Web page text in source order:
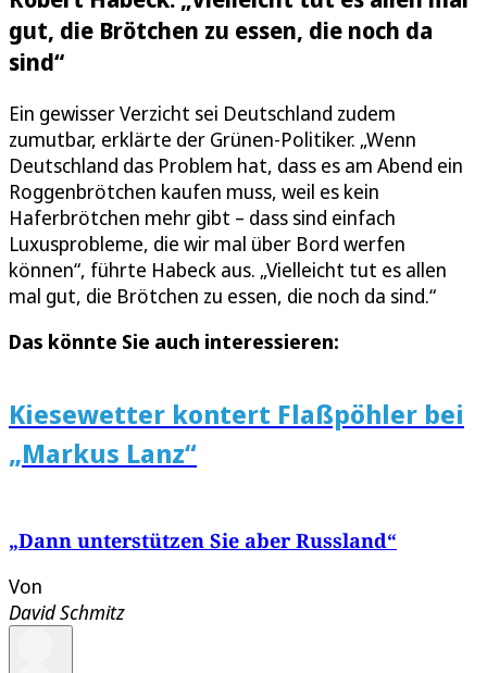
gut, die Brötchen zu essen, die noch da
sind“
Ein gewisser Verzicht sei Deutschland zudem
zumutbar, erklärte der Grünen-Politiker. „Wenn
Deutschland das Problem hat, dass es am Abend ein
Roggenbrötchen kaufen muss, weil es kein
Haferbrötchen mehr gibt – dass sind einfach
Luxusprobleme, die wir mal über Bord werfen
können“, führte Habeck aus. „Vielleicht tut es allen
mal gut, die Brötchen zu essen, die noch da sind.“
Das könnte Sie auch interessieren:
Kiesewetter kontert Flaßpöhler bei
„Markus Lanz“
„Dann unterstützen Sie aber Russland“
Von
David Schmitz